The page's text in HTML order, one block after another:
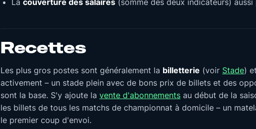
La couverture des salaires (somme des deux indicateurs)
Recettes
Les plus gros postes sont généralement la billetterie (voir Stade)
activement – un stade plein avec de bons prix de billets et des
sont la base. S'y ajoute la vente d'abonnements au début de la
les billets de tous les matchs de championnat à domicile – un
le premier coup d'envoi.